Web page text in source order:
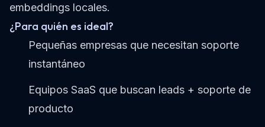
embeddings locales.
¿Para quién es ideal?
Pequeñas empresas que necesitan soporte
instantáneo
Equipos SaaS que buscan leads + soporte de
producto